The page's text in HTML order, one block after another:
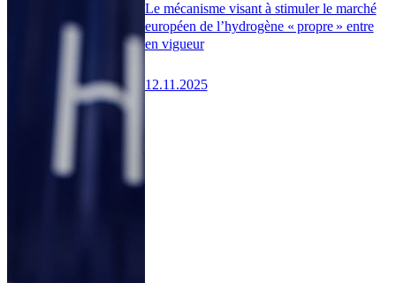
Le mécanisme visant à stimuler le marché
européen de l’hydrogène « propre » entre
en vigueur
12.11.2025